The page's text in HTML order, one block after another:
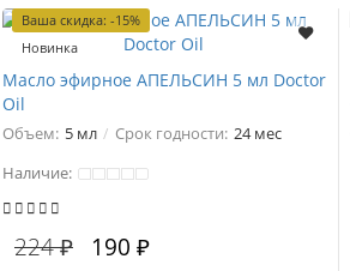
Ваша скидка: -15%
Новинка
Масло эфирное АПЕЛЬСИН 5 мл Doctor
Oil
Объем: 5 мл Срок годности: 24 мес
Наличие:
224 ₽ 190 ₽